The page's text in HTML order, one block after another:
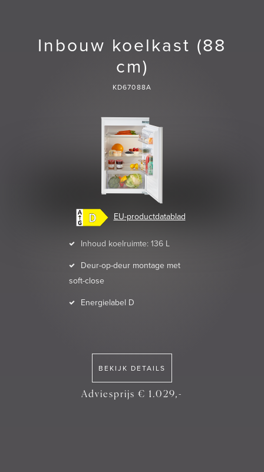
Inbouw koelkast (88
cm)
KD67088A
EU-productdatablad
Inhoud koelruimte: 136 L
Deur-op-deur montage met
soft-close
Energielabel D
BEKIJK DETAILS
Adviesprijs € 1.029,-